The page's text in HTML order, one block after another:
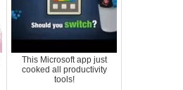
This Microsoft app just
cooked all productivity
tools!